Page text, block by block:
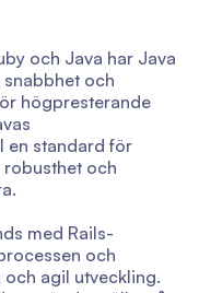
och Java har Java
och
högpresterande
en standard för
och
med Rails-
och
agil utveckling.